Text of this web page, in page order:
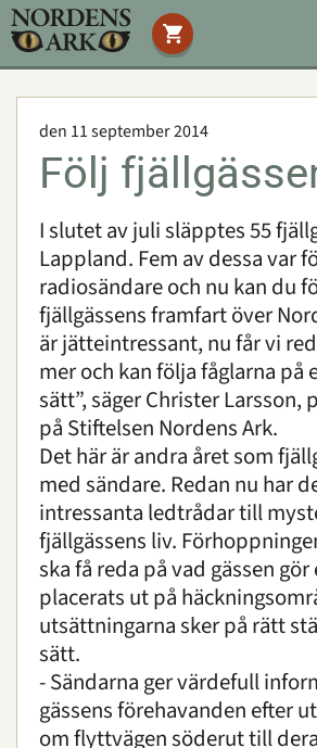
Stöd oss
Bevarande
Boende
Konferens
Om oss | Öppettider |
Sök
den 11 september 2014
Följ
I slutet av juli släpptes 55
Lappland. Fem av dessa var
radiosändare och nu kan du
fjällgässens framfart över
är jätteintressant, nu får vi
mer och kan följa fåglarna på
sätt”, säger Christer Larsson,
på Stiftelsen Nordens Ark.
Det här är andra året som
med sändare. Redan nu har
intressanta ledtrådar till
fjällgässens liv.
ska få reda på vad gässen
placerats ut på
utsättningarna sker på rätt
sätt.
- Sändarna ger värdefull
gässens förehavanden efter
om flyttvägen söderut till